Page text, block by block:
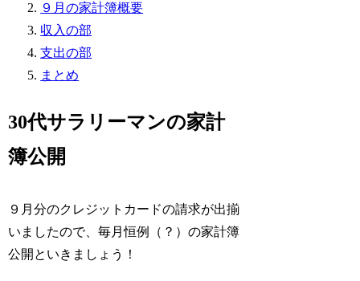
９月の家計簿概要
収入の部
支出の部
まとめ
30代サラリーマンの家計
簿公開
９月分のクレジットカードの請求が出揃
いましたので、毎月恒例（？）の家計簿
公開といきましょう！